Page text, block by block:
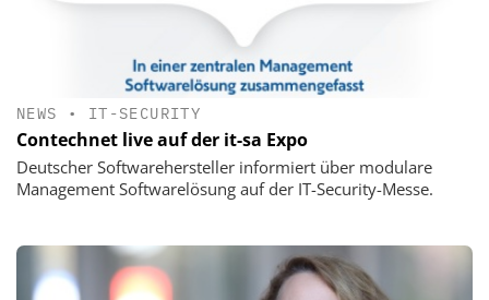
NEWS • IT-SECURITY
Contechnet live auf der it-sa Expo
Deutscher Softwarehersteller informiert über modulare
Management Softwarelösung auf der IT-Security-Messe.